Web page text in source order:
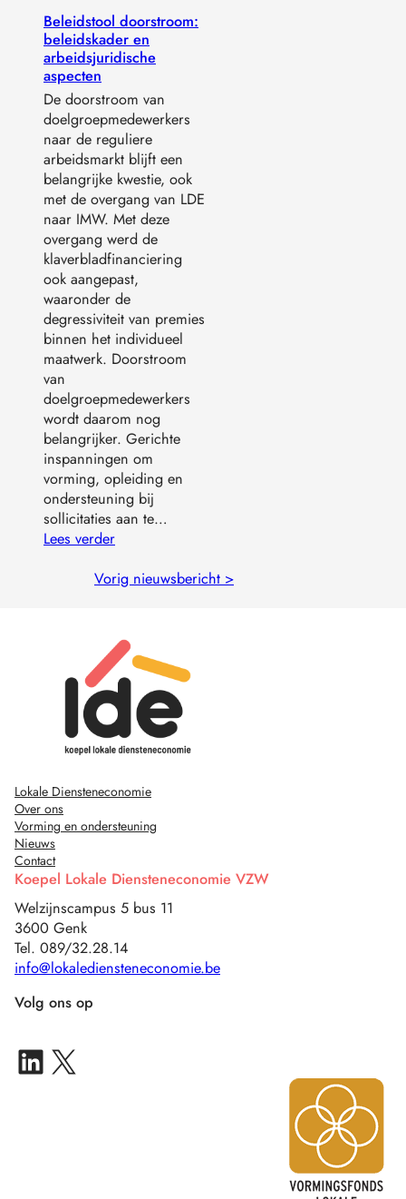
Beleidstool doorstroom:
beleidskader en
arbeidsjuridische
aspecten
De doorstroom van
doelgroepmedewerkers
naar de reguliere
arbeidsmarkt blijft een
belangrijke kwestie, ook
met de overgang van LDE
naar IMW. Met deze
overgang werd de
klaverbladfinanciering
ook aangepast,
waaronder de
degressiviteit van premies
binnen het individueel
maatwerk. Doorstroom
van
doelgroepmedewerkers
wordt daarom nog
belangrijker. Gerichte
inspanningen om
vorming, opleiding en
ondersteuning bij
sollicitaties aan te…
Lees verder
Vorig nieuwsbericht >
Lokale Diensteneconomie
Over ons
Vorming en ondersteuning
Nieuws
Contact
Koepel Lokale Diensteneconomie VZW
Welzijnscampus 5 bus 11
3600 Genk
Tel. 089/32.28.14
info@lokalediensteneconomie.be
Volg ons op
LinkedIn IN-Z Multisite
X